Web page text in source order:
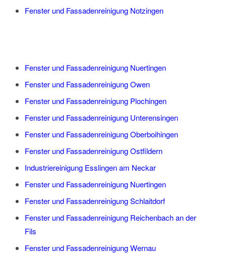
Fenster und Fassadenreinigung Notzingen
Fenster und Fassadenreinigung Nuertingen
Fenster und Fassadenreinigung Owen
Fenster und Fassadenreinigung Plochingen
Fenster und Fassadenreinigung Unterensingen
Fenster und Fassadenreinigung Oberboihingen
Fenster und Fassadenreinigung Ostfildern
Industriereinigung Esslingen am Neckar
Fenster und Fassadenreinigung Nuertingen
Fenster und Fassadenreinigung Schlaitdorf
Fenster und Fassadenreinigung Reichenbach an der
Fils
Fenster und Fassadenreinigung Wernau